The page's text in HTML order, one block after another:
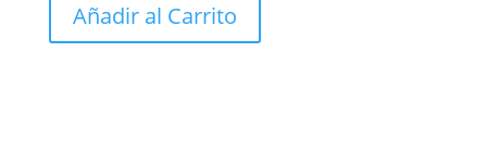
Añadir al Carrito